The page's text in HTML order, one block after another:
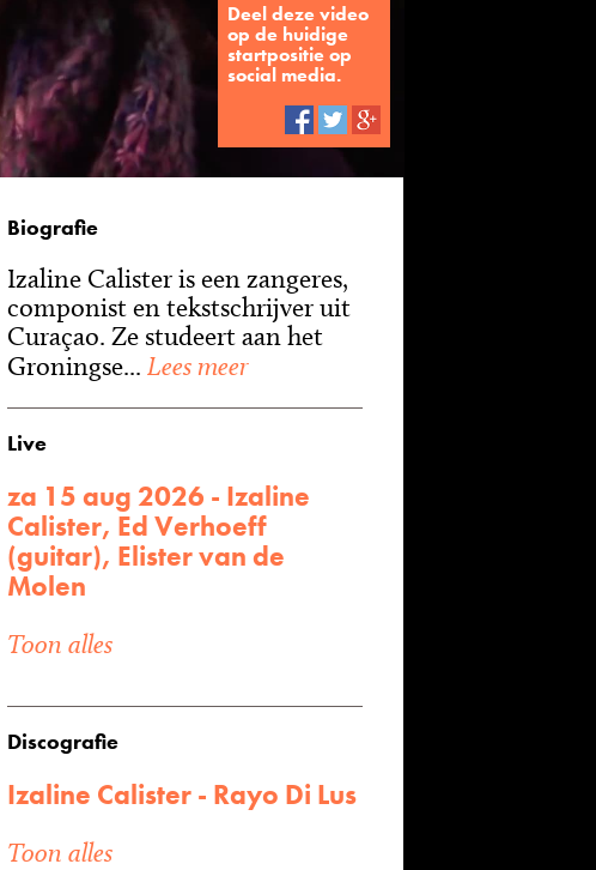
Deel deze video
op de huidige
startpositie op
social media.
Biografie
Izaline Calister is een zangeres,
componist en tekstschrijver uit
Curaçao. Ze studeert aan het
Groningse... Lees meer
Live
za 15 aug 2026 - Izaline
Calister, Ed Verhoeff
(guitar), Elister van de
Molen
Toon alles
Discografie
Izaline Calister - Rayo Di Lus
Toon alles